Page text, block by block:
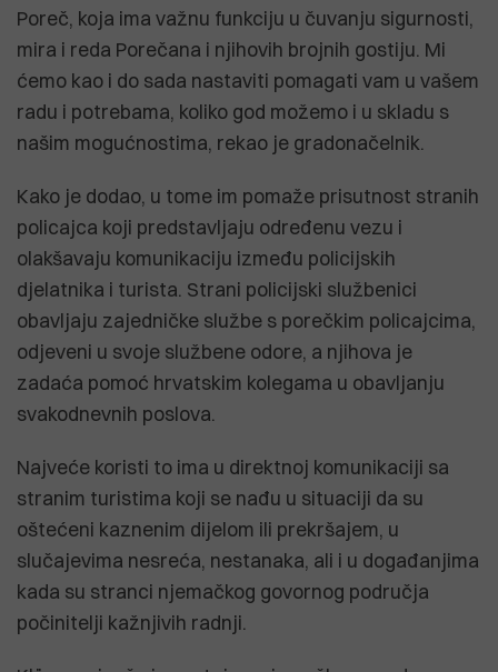
Poreč, koja ima važnu funkciju u čuvanju sigurnosti,
mira i reda Porečana i njihovih brojnih gostiju. Mi
ćemo kao i do sada nastaviti pomagati vam u vašem
radu i potrebama, koliko god možemo i u skladu s
našim mogućnostima, rekao je gradonačelnik.
Kako je dodao, u tome im pomaže prisutnost stranih
policajca koji predstavljaju određenu vezu i
olakšavaju komunikaciju između policijskih
djelatnika i turista. Strani policijski službenici
obavljaju zajedničke službe s porečkim policajcima,
odjeveni u svoje službene odore, a njihova je
zadaća pomoć hrvatskim kolegama u obavljanju
svakodnevnih poslova.
Najveće koristi to ima u direktnoj komunikaciji sa
stranim turistima koji se nađu u situaciji da su
oštećeni kaznenim dijelom ili prekršajem, u
slučajevima nesreća, nestanaka, ali i u događanjima
kada su stranci njemačkog govornog područja
počinitelji kažnjivih radnji.